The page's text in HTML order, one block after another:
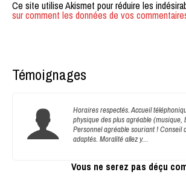
Ce site utilise Akismet pour réduire les
sur comment les données de vos
Témoignages
Horaires respectés. Accueil
physique des plus agréable (musique,
Personnel agréable souriant ! Conseil
adaptés. Moralité allez y…
Vous ne serez pas déçu